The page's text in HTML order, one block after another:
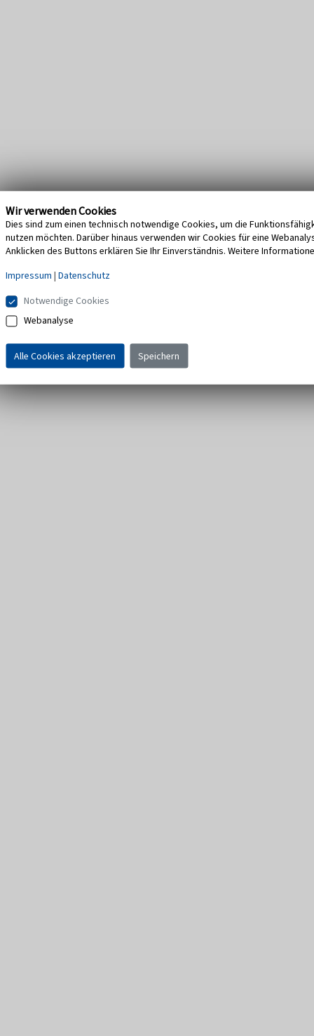
Wir verwenden Cookies
Dies sind zum einen technisch notwendige Cookies, um die
nutzen möchten. Darüber hinaus verwenden wir Cookies für eine
Anklicken des Buttons erklären Sie Ihr Einverständnis. Weitere
Impressum | Datenschutz
Notwendige Cookies
Webanalyse
Alle Cookies akzeptieren Speichern